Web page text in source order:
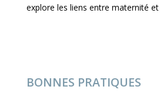
explore les liens entre maternité
BONNES PRATIQUES